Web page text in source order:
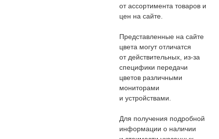
от ассортимента товаров и
цен на сайте.
Представленные на сайте
цвета могут отличатся
от действительных, из-за
специфики передачи
цветов различными
мониторами
и устройствами.
Для получения подробной
информации о наличии